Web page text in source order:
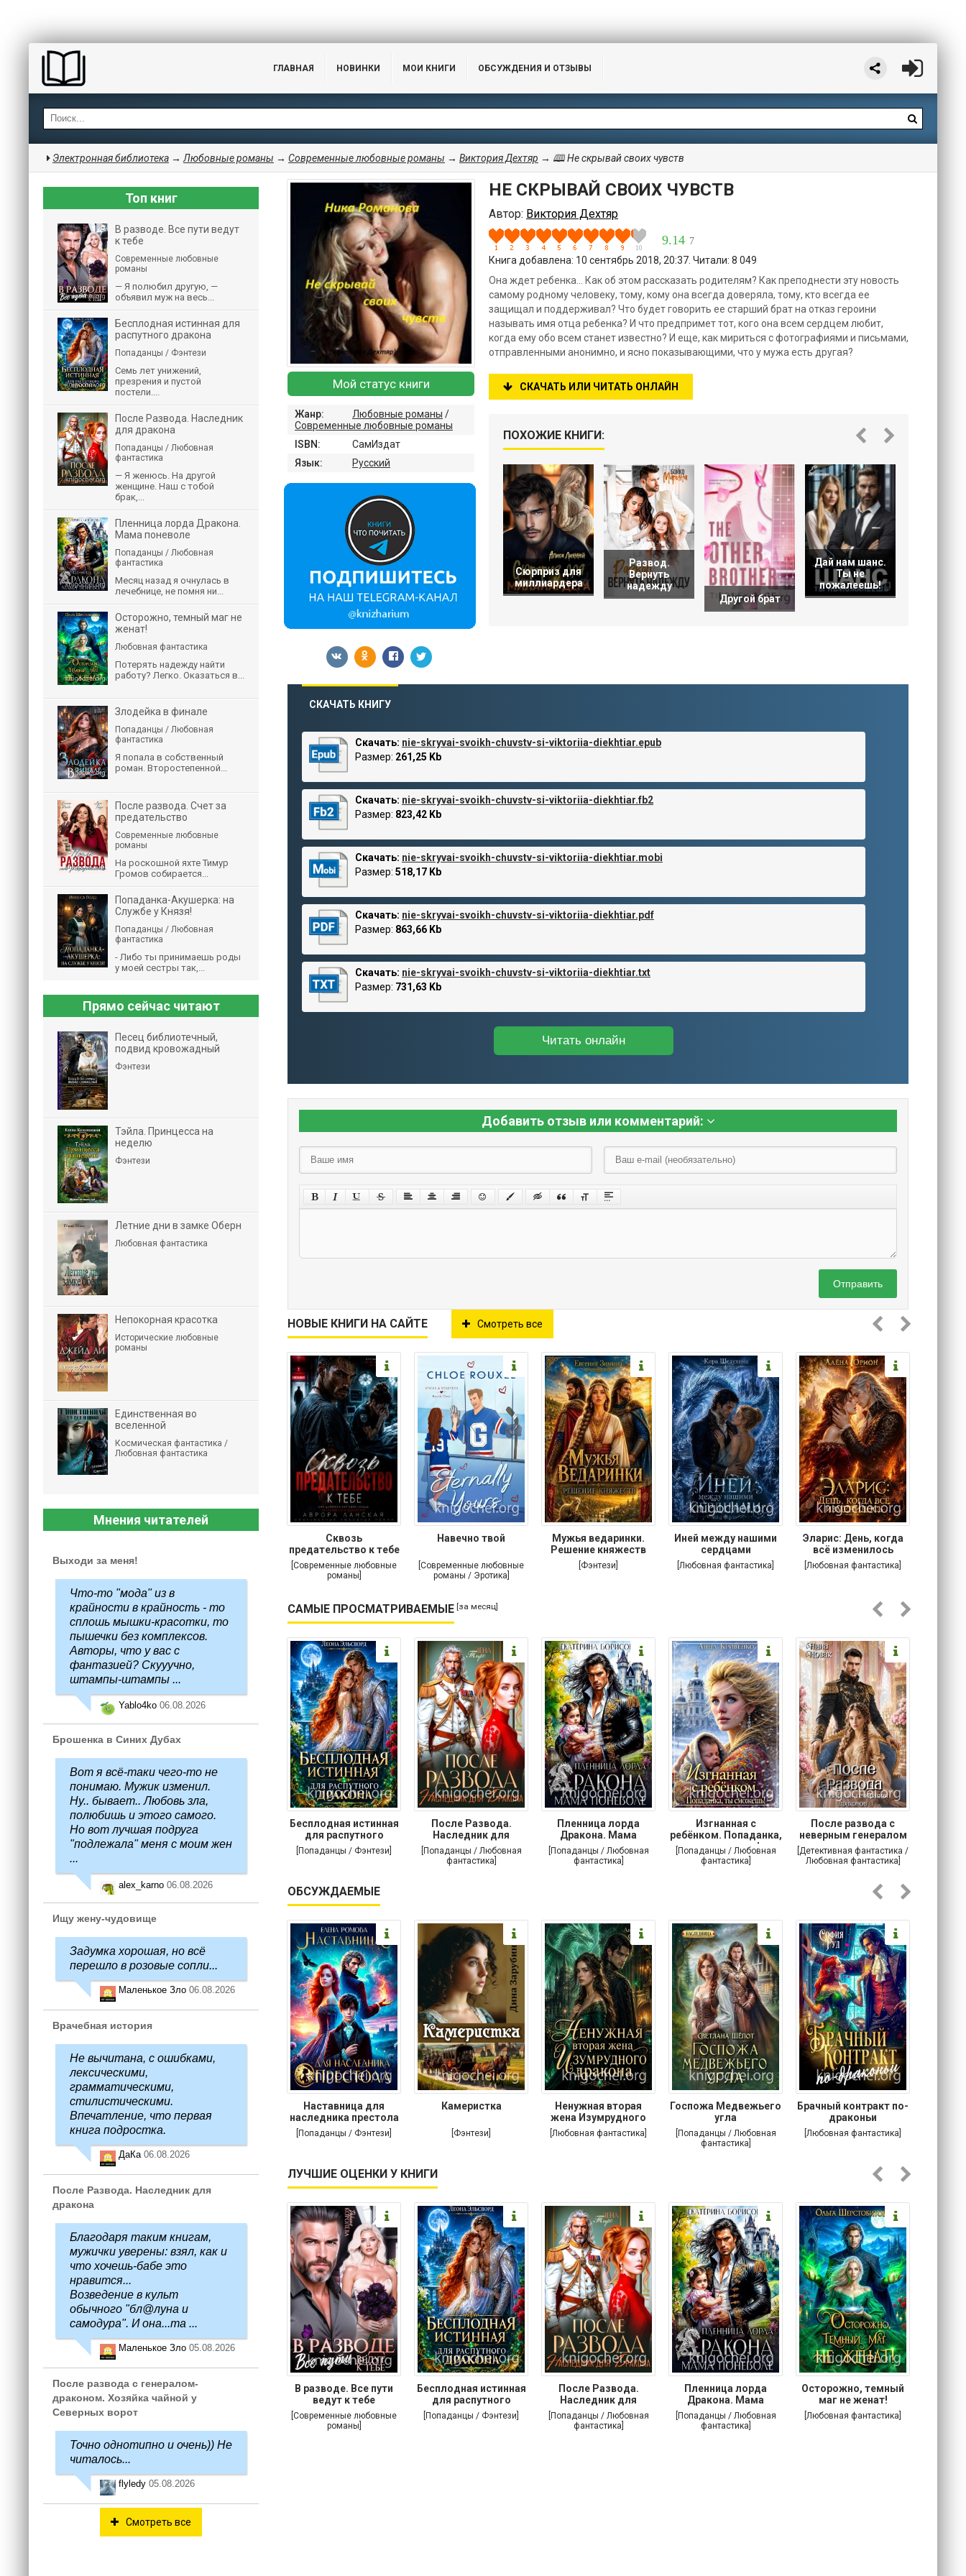
ГЛАВНАЯ НОВИНКИ МОИ КНИГИ ОБСУЖДЕНИЯ И ОТЗЫВЫ
Электронная библиотека → Любовные романы → Современные любовные романы → Виктория Дехтяр → 🕮 Не скрывай своих чувств
НЕ СКРЫВАЙ СВОИХ ЧУВСТВ
Автор: Виктория Дехтяр
9.14 7
Книга добавлена: 10 сентябрь 2018, 20:37. Читали: 8 049
Она ждет ребенка... Как об этом рассказать родителям? Как преподнести эту новость
самому родному человеку, тому, кому она всегда доверяла, тому, кто всегда ее
защищал и поддерживал? Что будет говорить ее старший брат на отказ героини
называть имя отца ребенка? И что предпримет тот, кого она всем сердцем любит,
когда ему обо всем станет известно? И еще, как мириться с фотографиями и письмами,
отправленными анонимно, и ясно показывающими, что у мужа есть другая?
СКАЧАТЬ ИЛИ ЧИТАТЬ ОНЛАЙН
ПОХОЖИЕ КНИГИ:
Сюрприз для
миллиардера
Развод.
Вернуть
надежду
Другой брат
Дай нам шанс.
Ты не
пожалеешь!
Мой статус книги
Жанр: Любовные романы /
Современные любовные романы
ISBN:
СамИздат
Язык:
Русский
СКАЧАТЬ КНИГУ
Скачать: nie-skryvai-svoikh-chuvstv-si-viktoriia-diekhtiar.epub
Размер: 261,25 Kb
Скачать: nie-skryvai-svoikh-chuvstv-si-viktoriia-diekhtiar.fb2
Размер: 823,42 Kb
Скачать: nie-skryvai-svoikh-chuvstv-si-viktoriia-diekhtiar.mobi
Размер: 518,17 Kb
Скачать: nie-skryvai-svoikh-chuvstv-si-viktoriia-diekhtiar.pdf
Размер: 863,66 Kb
Скачать: nie-skryvai-svoikh-chuvstv-si-viktoriia-diekhtiar.txt
Размер: 731,63 Kb
Читать онлайн
Добавить отзыв или комментарий:
Отправить
НОВЫЕ КНИГИ НА САЙТЕ Смотреть все
Сквозь
предательство к тебе
[Современные любовные
романы]
Навечно твой
[Современные любовные
романы / Эротика]
Мужья ведаринки.
Решение княжеств
[Фэнтези]
Иней между нашими
сердцами
[Любовная фантастика]
Эларис: День, когда
всё изменилось
[Любовная фантастика]
САМЫЕ ПРОСМАТРИВАЕМЫЕ [за месяц]
Бесплодная истинная
для распутного
дракона
[Попаданцы / Фэнтези]
После Развода.
Наследник для
дракона
[Попаданцы / Любовная
фантастика]
Пленница лорда
Дракона. Мама
поневоле
[Попаданцы / Любовная
фантастика]
Изгнанная с
ребёнком. Попаданка,
ты сможешь!
[Попаданцы / Любовная
фантастика]
После развода с
неверным генералом
драконов
[Детективная фантастика /
Любовная фантастика]
ОБСУЖДАЕМЫЕ
Наставница для
наследника престола
[Попаданцы / Фэнтези]
Камеристка
[Фэнтези]
Ненужная вторая
жена Изумрудного
дракона
[Любовная фантастика]
Госпожа Медвежьего
угла
[Попаданцы / Любовная
фантастика]
Брачный контракт по-
драконьи
[Любовная фантастика]
ЛУЧШИЕ ОЦЕНКИ У КНИГИ
В разводе. Все пути
ведут к тебе
[Современные любовные
романы]
Бесплодная истинная
для распутного
дракона
[Попаданцы / Фэнтези]
После Развода.
Наследник для
дракона
[Попаданцы / Любовная
фантастика]
Пленница лорда
Дракона. Мама
поневоле
[Попаданцы / Любовная
фантастика]
Осторожно, темный
маг не женат!
[Любовная фантастика]
Топ книг
В разводе. Все пути ведут
к тебе
Современные любовные
романы
— Я полюбил другую, —
объявил муж на весь...
Бесплодная истинная для
распутного дракона
Попаданцы / Фэнтези
Семь лет унижений,
презрения и пустой
постели....
После Развода. Наследник
для дракона
Попаданцы / Любовная
фантастика
— Я женюсь. На другой
женщине. Наш с тобой
брак,...
Пленница лорда Дракона.
Мама поневоле
Попаданцы / Любовная
фантастика
Месяц назад я очнулась в
лечебнице, не помня ни...
Осторожно, темный маг не
женат!
Любовная фантастика
Потерять надежду найти
работу? Легко. Оказаться в...
Злодейка в финале
Попаданцы / Любовная
фантастика
Я попала в собственный
роман. Второстепенной...
После развода. Счет за
предательство
Современные любовные
романы
На роскошной яхте Тимур
Громов собирается...
Попаданка-Акушерка: на
Службе у Князя!
Попаданцы / Любовная
фантастика
- Либо ты принимаешь роды
у моей сестры так,...
Прямо сейчас читают
Песец библиотечный,
подвид кровожадный
Фэнтези
Тэйла. Принцесса на
неделю
Фэнтези
Летние дни в замке Оберн
Любовная фантастика
Непокорная красотка
Исторические любовные
романы
Единственная во
вселенной
Космическая фантастика /
Любовная фантастика
Мнения читателей
Выходи за меня!
Что-то "мода" из в
крайности в крайность - то
сплошь мышки-красотки, то
пышечки без комплексов.
Авторы, что у вас с
фантазией? Скууучно,
штампы-штампы ...
Yablo4ko 06.08.2026
Брошенка в Синих Дубах
Вот я всё-таки чего-то не
понимаю. Мужик изменил.
Ну.. бывает.. Любовь зла,
полюбишь и этого самого.
Но вот лучшая подруга
"подлежала" меня с моим жен
...
alex_karno 06.08.2026
Ищу жену-чудовище
Задумка хорошая, но всё
перешло в розовые сопли...
Маленькое Зло 06.08.2026
Врачебная история
Не вычитана, с ошибками,
лексическими,
грамматическими,
стилистическими.
Впечатление, что первая
книга подростка.
ДаКа 06.08.2026
После Развода. Наследник для
дракона
Благодаря таким книгам,
мужички уверены: взял, как и
что хочешь-бабе это
нравится...
Возведение в культ
обычного "бл@луна и
самодура". И она...та ...
Маленькое Зло 05.08.2026
После развода с генералом-
драконом. Хозяйка чайной у
Северных ворот
Точно однотипно и очень)) Не
читалось...
flyledy 05.08.2026
Смотреть все